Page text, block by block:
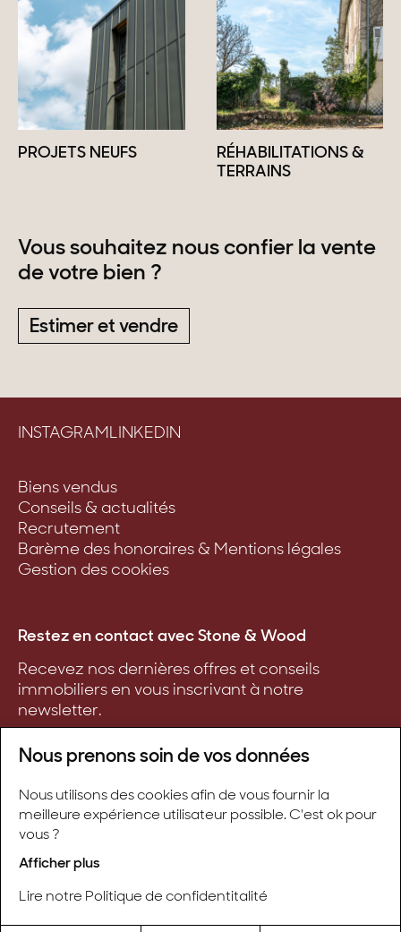
PROJETS NEUFS
RÉHABILITATIONS &
TERRAINS
Vous souhaitez nous confier la vente
de votre bien ?
Estimer et vendre
INSTAGRAMLINKEDIN
Biens vendus
Conseils & actualités
Recrutement
Barème des honoraires & Mentions légales
Gestion des cookies
Restez en contact avec Stone & Wood
Recevez nos dernières offres et conseils
immobiliers en vous inscrivant à notre
newsletter.
S'inscrire
Nous prenons soin de vos données
Nous utilisons des cookies afin de vous fournir la
meilleure expérience utilisateur possible. C'est ok pour
vous ?
Afficher plus
Lire notre Politique de confidentitalité